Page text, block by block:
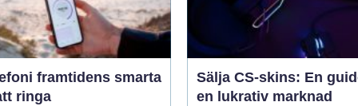
smarta
ringa
Sälja CS-skins: En
en lukrativ marknad